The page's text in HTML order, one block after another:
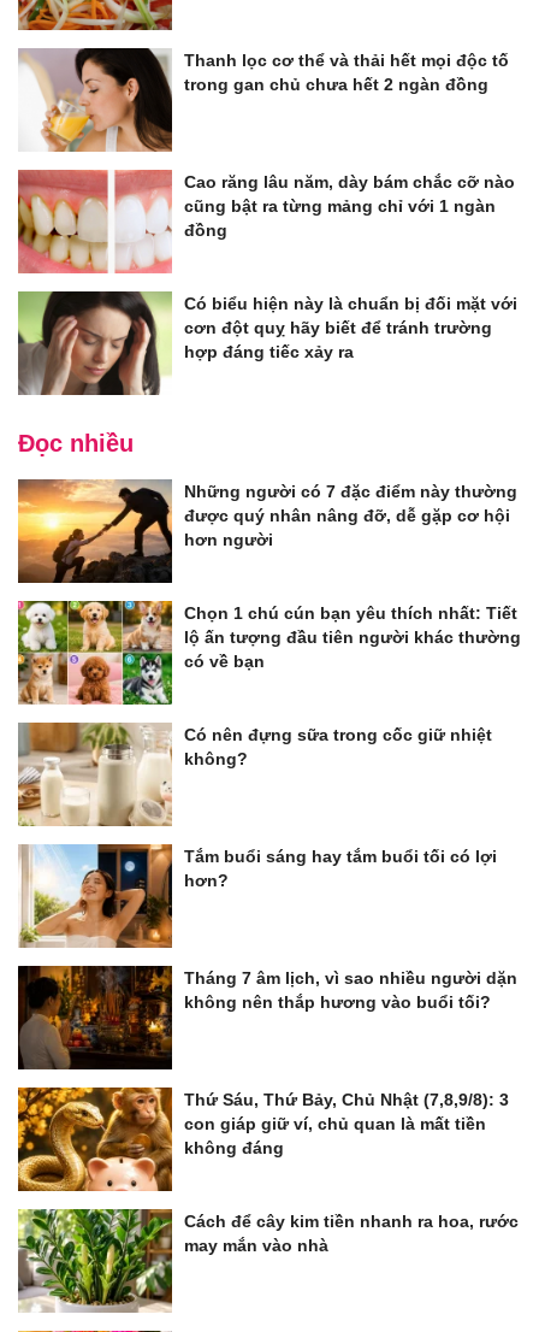
Thanh lọc cơ thể và thải hết mọi độc tố
trong gan chủ chưa hết 2 ngàn đồng
Cao răng lâu năm, dày bám chắc cỡ nào
cũng bật ra từng mảng chỉ với 1 ngàn
đồng
Có biểu hiện này là chuẩn bị đối mặt với
cơn đột quỵ hãy biết để tránh trường
hợp đáng tiếc xảy ra
Đọc nhiều
Những người có 7 đặc điểm này thường
được quý nhân nâng đỡ, dễ gặp cơ hội
hơn người
Chọn 1 chú cún bạn yêu thích nhất: Tiết
lộ ấn tượng đầu tiên người khác thường
có về bạn
Có nên đựng sữa trong cốc giữ nhiệt
không?
Tắm buổi sáng hay tắm buổi tối có lợi
hơn?
Tháng 7 âm lịch, vì sao nhiều người dặn
không nên thắp hương vào buổi tối?
Thứ Sáu, Thứ Bảy, Chủ Nhật (7,8,9/8): 3
con giáp giữ ví, chủ quan là mất tiền
không đáng
Cách để cây kim tiền nhanh ra hoa, rước
may mắn vào nhà